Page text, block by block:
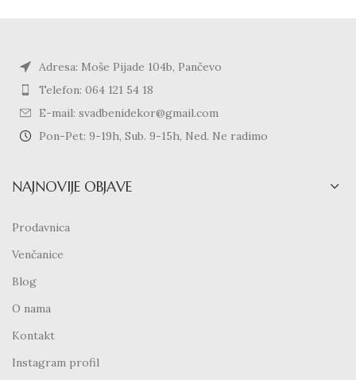
Adresa: Moše Pijade 104b, Pančevo
Telefon: 064 121 54 18
E-mail: svadbenidekor@gmail.com
Pon-Pet: 9-19h, Sub. 9-15h, Ned. Ne radimo
NAJNOVIJE OBJAVE
Prodavnica
Venčanice
Blog
O nama
Kontakt
Instagram profil